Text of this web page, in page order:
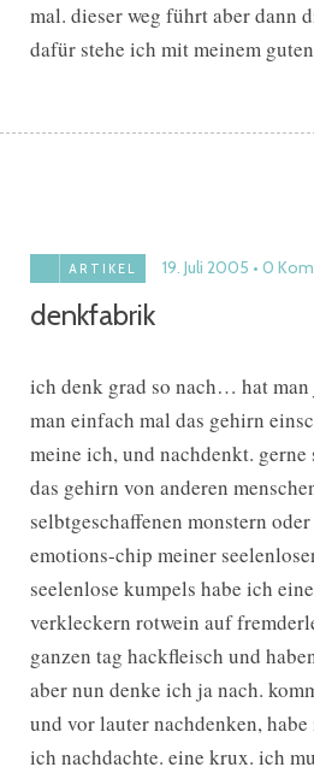
mal. dieser weg führt aber dann
dafür stehe ich mit meinem
ARTIKEL 19. Juli 2005 0
denkfabrik
ich denk grad so nach… hat man
man einfach mal das gehirn
meine ich, und nachdenkt.
das gehirn von anderen
selbtgeschaffenen monstern
emotions-chip meiner
seelenlose kumpels habe ich
verkleckern rotwein auf
ganzen tag hackfleisch und
aber nun denke ich ja nach.
und vor lauter nachdenken,
ich nachdachte. eine krux. ich